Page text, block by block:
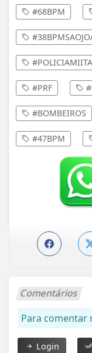
#68BPM
#PRF
#BOMBEIROS
#47BPM
Comentários
Para comentar
Login